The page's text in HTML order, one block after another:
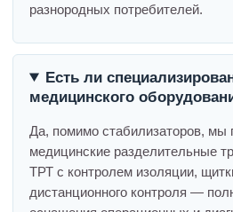
разнородных потребителей.
Есть ли
медицинского
Да, помимо стабилизаторов, мы
медицинские разделительные
ТРТ с контролем изоляции,
дистанционного контроля —